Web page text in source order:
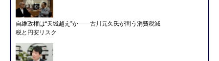
自維政権は“天城越え”か――古川元久氏が問う消費税減
税と円安リスク